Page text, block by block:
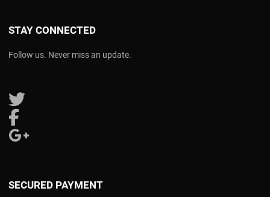
STAY CONNECTED
Follow us. Never miss an update.
Follow us on Twitter
SECURED PAYMENT